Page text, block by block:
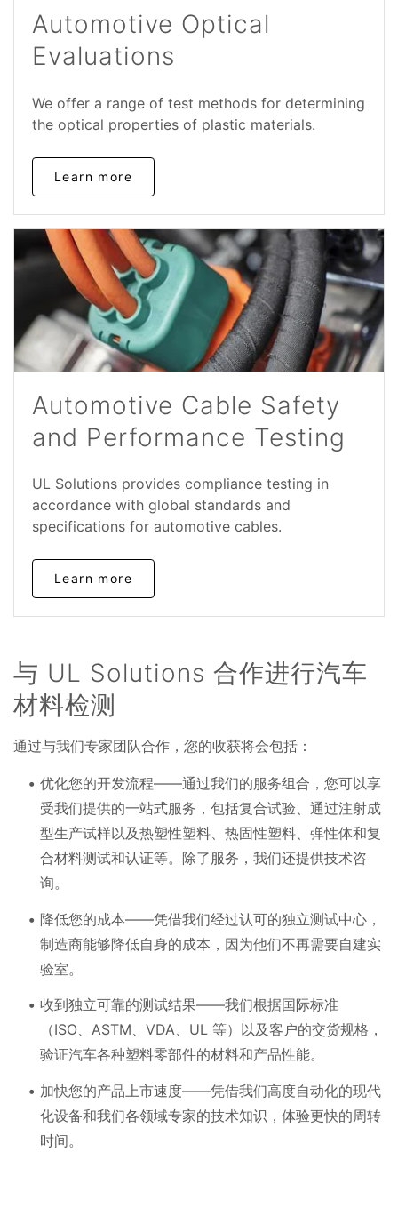
Automotive Optical
Evaluations
We offer a range of test methods for determining
the optical properties of plastic materials.
Learn more
Automotive Cable Safety
and Performance Testing
UL Solutions provides compliance testing in
accordance with global standards and
specifications for automotive cables.
Learn more
与 UL Solutions 合作进行汽车
材料检测
通过与我们专家团队合作，您的收获将会包括：
优化您的开发流程——通过我们的服务组合，您可以享
受我们提供的一站式服务，包括复合试验、通过注射成
型生产试样以及热塑性塑料、热固性塑料、弹性体和复
合材料测试和认证等。除了服务，我们还提供技术咨
询。
降低您的成本——凭借我们经过认可的独立测试中心，
制造商能够降低自身的成本，因为他们不再需要自建实
验室。
收到独立可靠的测试结果——我们根据国际标准
（ISO、ASTM、VDA、UL 等）以及客户的交货规格，
验证汽车各种塑料零部件的材料和产品性能。
加快您的产品上市速度——凭借我们高度自动化的现代
化设备和我们各领域专家的技术知识，体验更快的周转
时间。